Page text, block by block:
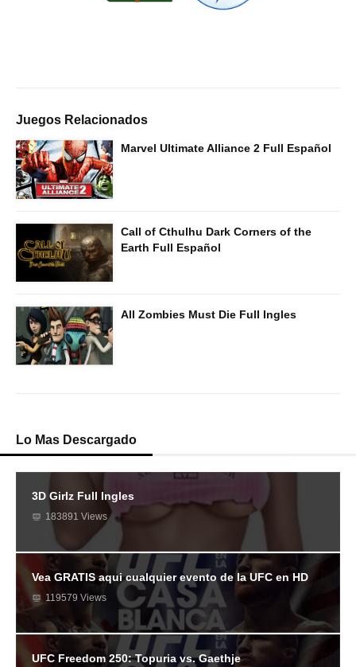
Juegos Relacionados
Marvel Ultimate Alliance 2 Full Español
Call of Cthulhu Dark Corners of the
Earth Full Español
All Zombies Must Die Full Ingles
Lo Mas Descargado
3D Girlz Full Ingles
183891 Views
Vea GRATIS aqui cualquier evento de la UFC en HD
119579 Views
UFC Freedom 250: Topuria vs. Gaethje